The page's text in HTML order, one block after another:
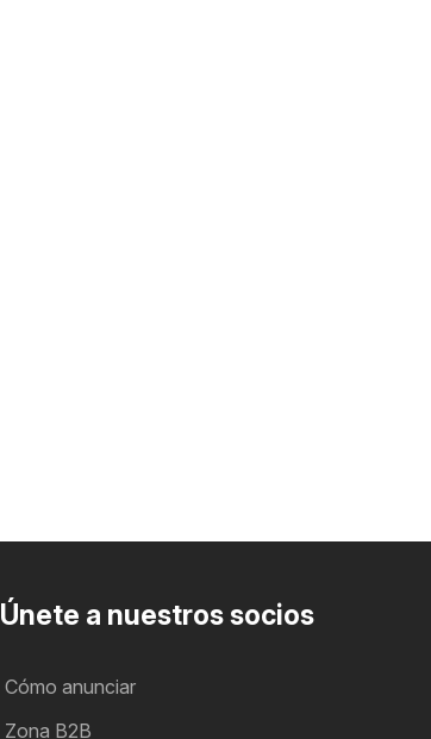
Únete a nuestros socios
Cómo anunciar
Zona B2B